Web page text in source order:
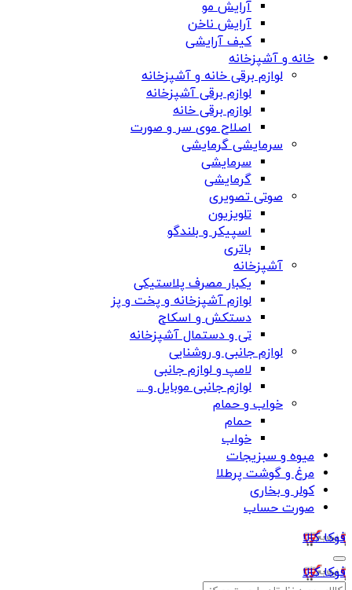
آرایش مو
آرایش ناخن
کیف آرایشی
خانه و آشپزخانه
لوازم برقی خانه و آشپزخانه
لوازم برقی آشپزخانه
لوازم برقی خانه
اصلاح موی سر و صورت
سرمایشی گرمایشی
سرمایشی
گرمایشی
صوتی تصویری
تلویزیون
اسپیکر و بلندگو
باتری
آشپزخانه
یکبار مصرف پلاستیکی
لوازم آشپزخانه و پخت و پز
دستکش و اسکاج
تی و دستمال آشپزخانه
لوازم جانبی و روشنایی
لامپ و لوازم جانبی
لوازم جانبی موبایل و ...
خواب و حمام
حمام
خواب
میوه و سبزیجات
مرغ و گوشت پرطلا
کولر و بخاری
صورت حساب
فوکا کالا
فوکا کالا